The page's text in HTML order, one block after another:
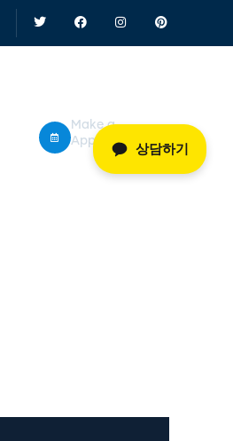
Make a
Appointment
상담하기